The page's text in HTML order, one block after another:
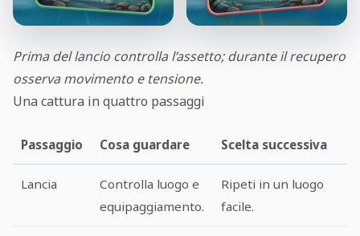
Prima del lancio controlla l’assetto; durante il recupero
osserva movimento e tensione.
Una cattura in quattro passaggi
Passaggio Cosa guardare Scelta successiva
Lancia
Controlla luogo e
equipaggiamento.
Ripeti in un luogo
facile.